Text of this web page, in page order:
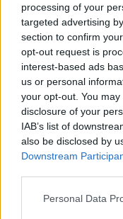
processing of your
targeted advertising
section to confirm
opt-out request is
interest-based ads
us or personal
your opt-out. You
disclosure of your
IAB’s list of
also be disclosed by
Downstream
Personal Data
Πολιτική
Κρητικός: Δεν
αποκλεισμός
Σχολείου
30 Ιουνίου 2025 19:31